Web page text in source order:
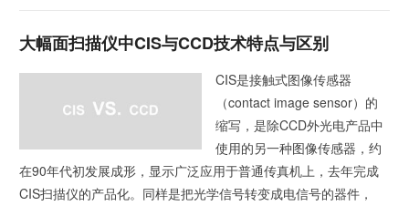
大幅面扫描仪中CIS与CCD技术特点与区别
CIS是接触式图像传感器
（contact image sensor）的
缩写，是除CCD外光电产品中
使用的另一种图像传感器，约
在90年代初发展成形，显示广泛应用于普通传真机上，去年完成
CIS扫描仪的产品化。同样是把光学信号转变成电信号的器件，